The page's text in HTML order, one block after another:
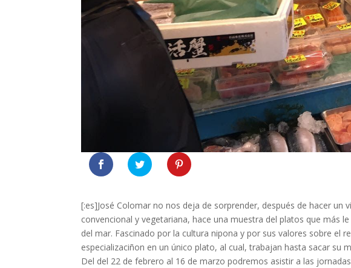
[:es]José Colomar no nos deja de sorprender, después de hacer un
convencional y vegetariana, hace una muestra del platos que más
del mar. Fascinado por la cultura nipona y por sus valores sobre el
especializaciñon en un único plato, al cual, trabajan hasta sacar su
Del del 22 de febrero al 16 de marzo podremos asistir a las